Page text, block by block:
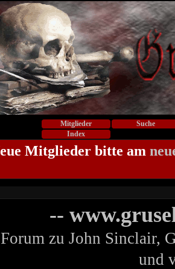
Mitglieder
Suche
Index
Mitglieder bitte am
--
zu John Sinclair,
und